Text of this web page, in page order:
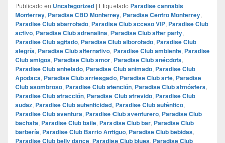
Publicado en Uncategorized | Etiquetado Paradise cannabis
Monterrey, Paradise CBD Monterrey, Paradise Centro Monterrey,
Paradise Club abarrotado, Paradise Club acceso VIP, Paradise Club
activo, Paradise Club adrenalina, Paradise Club after party,
Paradise Club agitado, Paradise Club alborotado, Paradise Club
alegría, Paradise Club alternativo, Paradise Club ambiente, Paradise
Club amigos, Paradise Club amor, Paradise Club anécdota,
Paradise Club anhelado, Paradise Club animado, Paradise Club
Apodaca, Paradise Club arriesgado, Paradise Club arte, Paradise
Club asombroso, Paradise Club atención, Paradise Club atmósfera,
Paradise Club atracción, Paradise Club atrevido, Paradise Club
audaz, Paradise Club autenticidad, Paradise Club auténtico,
Paradise Club aventura, Paradise Club aventurero, Paradise Club
bachata, Paradise Club baile, Paradise Club bar, Paradise Club
barbería, Paradise Club Barrio Antiguo, Paradise Club bebidas,
Paradise Club belly dance, Paradise Club blues, Paradise Club